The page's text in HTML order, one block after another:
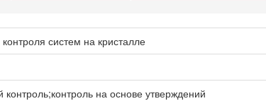
систем на кристалле
на основе утверждений